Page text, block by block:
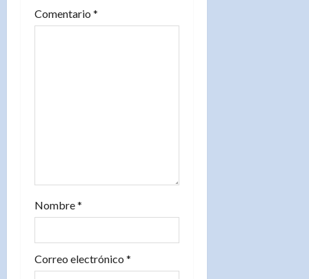
e
d
a
s
Comentario *
Nombre*
Correo electrónico *